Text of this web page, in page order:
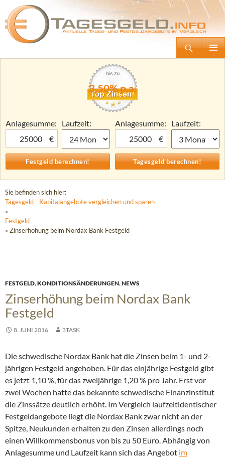
Tagesgeld.info – Tagesgeldkonten vergleichen und Tagesgeld-Zinsen berechnen
Zum
3,50% p.a.
Anlagesumme:
€
Laufzeit:
Anlagesumme:
€
Laufzeit:
Sie befinden sich hier:
Tagesgeld - Kapitalangebote vergleichen und sparen
»
Festgeld
» Zinserhöhung beim Nordax Bank Festgeld
FESTGELD,KONDITIONSÄNDERUNGEN,NEWS
Zinserhöhung beim Nordax Bank
Festgeld
8. JUNI 2016 3TASK
Die schwedische Nordax Bank hat die Zinsen beim 1- und 2-
jährigen Festgeld angehoben. Für das einjährige Festgeld gibt
es jetzt 1,10 %, für das zweijährige 1,20 % pro Jahr. Erst vor
zwei Wochen hatte das bekannte schwedische Finanzinstitut
die Zinssätze deutlich erhöht. Im Vergleich laufzeitidentischer
Festgeldangebote liegt die Nordax Bank zwar nicht an der
Spitze, Neukunden erhalten zu den Zinsen allerdings noch
einen Willkommensbonus von bis zu 50 Euro. Abhängig von
Anlagesumme und Laufzeit kann sich das Angebot im